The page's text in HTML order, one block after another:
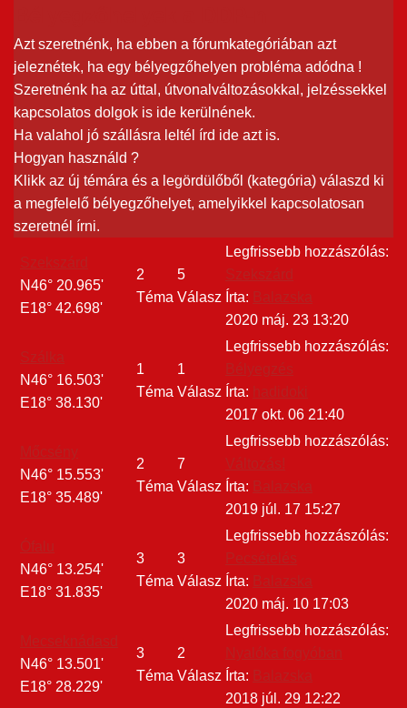
Azt szeretnénk, ha ebben a fórumkategóriában azt
jeleznétek, ha egy bélyegzőhelyen probléma adódna !
Szeretnénk ha az úttal, útvonalváltozásokkal, jelzéssekkel
kapcsolatos dolgok is ide kerülnének.
Ha valahol jó szállásra leltél írd ide azt is.
Hogyan használd ?
Klikk az új témára és a legördülőből (kategória) válaszd ki
a megfelelő bélyegzőhelyet, amelyikkel kapcsolatosan
szeretnél írni.
N46° 20.965'
E18° 42.698'
2
Téma
5
Válasz
Legfrissebb hozzászólás:
Írta:
2020 máj. 23 13:20
N46° 16.503'
E18° 38.130'
1
Téma
1
Válasz
Legfrissebb hozzászólás:
Írta:
2017 okt. 06 21:40
N46° 15.553'
E18° 35.489'
2
Téma
7
Válasz
Legfrissebb hozzászólás:
Írta:
2019 júl. 17 15:27
N46° 13.254'
E18° 31.835'
3
Téma
3
Válasz
Legfrissebb hozzászólás:
Írta:
2020 máj. 10 17:03
N46° 13.501'
E18° 28.229'
3
Téma
2
Válasz
Legfrissebb hozzászólás:
Írta:
2018 júl. 29 12:22